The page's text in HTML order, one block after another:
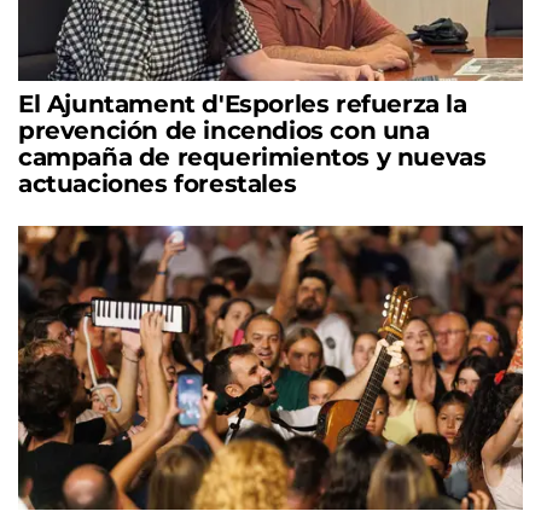
El Ajuntament d'Esporles refuerza la
prevención de incendios con una
campaña de requerimientos y nuevas
actuaciones forestales